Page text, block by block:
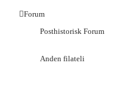
Forum
Posthistorisk Forum
Anden filateli